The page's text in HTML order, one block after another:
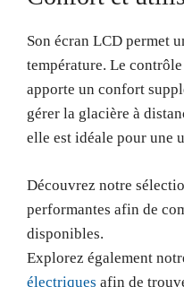
Son écran LCD permet
température. Le
apporte un confort
gérer la glacière à
elle est idéale pour une
Découvrez notre
performantes afin de
disponibles.
Explorez également
électriques afin de